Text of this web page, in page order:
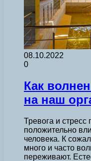
08.10.2022
0
Как
на наш
Тревога и
положительно
человека. К
много и часто
переживают.